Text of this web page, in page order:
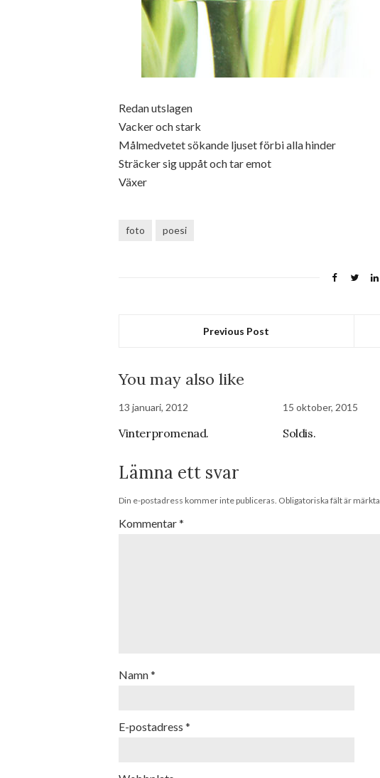
Redan utslagen
Vacker och stark
Målmedvetet sökande ljuset förbi alla hinder
Sträcker sig uppåt och tar emot
Växer
foto poesi
Previous Post
You may also like
13 januari, 2012
Vinterpromenad.
15 oktober, 2015
Soldis.
Lämna ett svar
Din e-postadress kommer inte publiceras. Obligatoriska fält är märkta
Kommentar*
Namn*
E-postadress *